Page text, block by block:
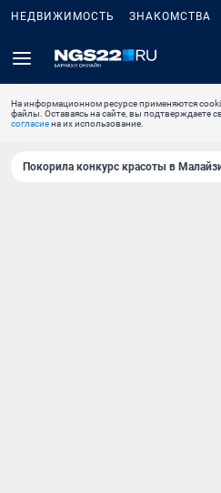
НЕДВИЖИМОСТЬ ЗНАКОМСТВА
На информационном ресурсе применяются
файлы. Оставаясь на сайте, вы подтверждаете
согласиена их использование.
Покорила конкурс красоты в